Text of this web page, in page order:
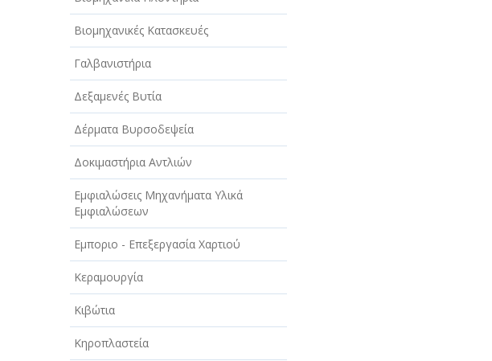
Βιομηχανικές Κατασκευές
Γαλβανιστήρια
Δεξαμενές Βυτία
Δέρματα Βυρσοδεψεία
Δοκιμαστήρια Αντλιών
Εμφιαλώσεις Μηχανήματα Υλικά
Εμφιαλώσεων
Εμποριο - Επεξεργασία Χαρτιού
Κεραμουργία
Κιβώτια
Κηροπλαστεία